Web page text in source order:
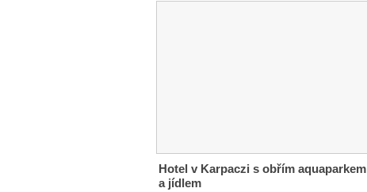
Hotel v Karpaczi s obřím aquaparkem
a jídlem